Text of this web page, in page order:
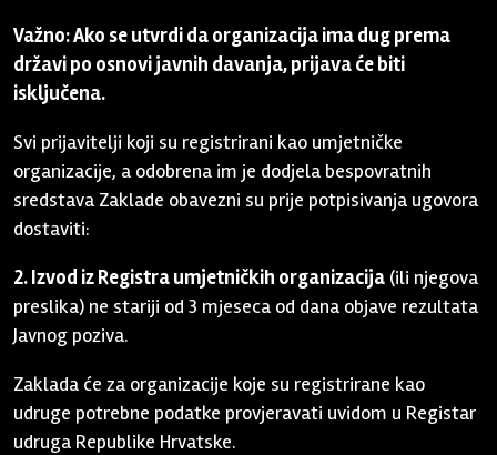
Važno: Ako se utvrdi da organizacija ima dug prema
državi po osnovi javnih davanja, prijava će biti
isključena.
Svi prijavitelji koji su registrirani kao umjetničke
organizacije, a odobrena im je dodjela bespovratnih
sredstava Zaklade obavezni su prije potpisivanja ugovora
dostaviti:
2. Izvod iz Registra umjetničkih organizacija (ili njegova
preslika) ne stariji od 3 mjeseca od dana objave rezultata
Javnog poziva.
Zaklada će za organizacije koje su registrirane kao
udruge potrebne podatke provjeravati uvidom u Registar
udruga Republike Hrvatske.